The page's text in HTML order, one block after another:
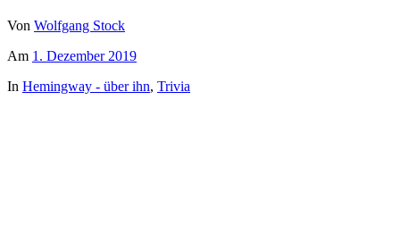
Von Wolfgang Stock
Am 1. Dezember 2019
In Hemingway - über ihn, Trivia